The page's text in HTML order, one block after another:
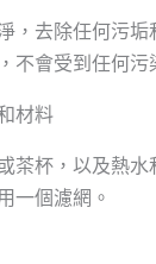
，去除任何污
不會受到任何污
材料
茶杯，以及熱
一個濾網。